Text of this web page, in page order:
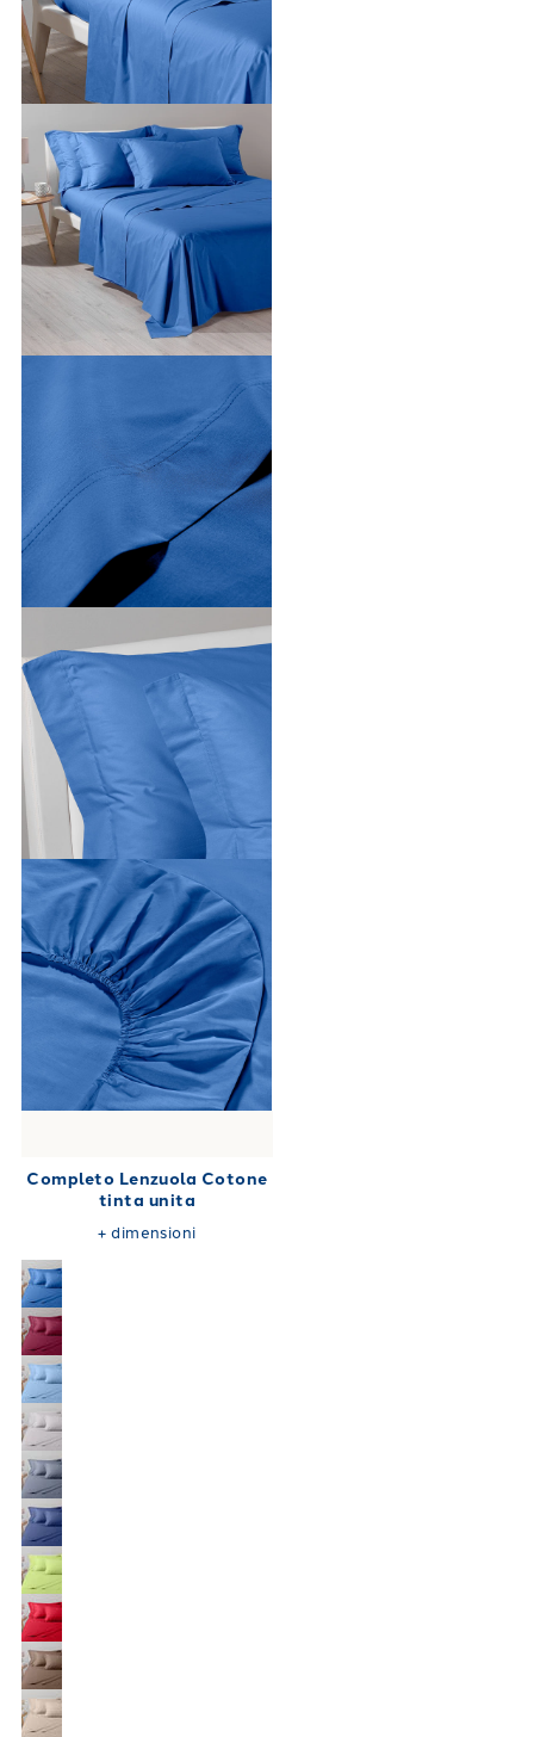
Completo Lenzuola Cotone
tinta unita
+dimensioni